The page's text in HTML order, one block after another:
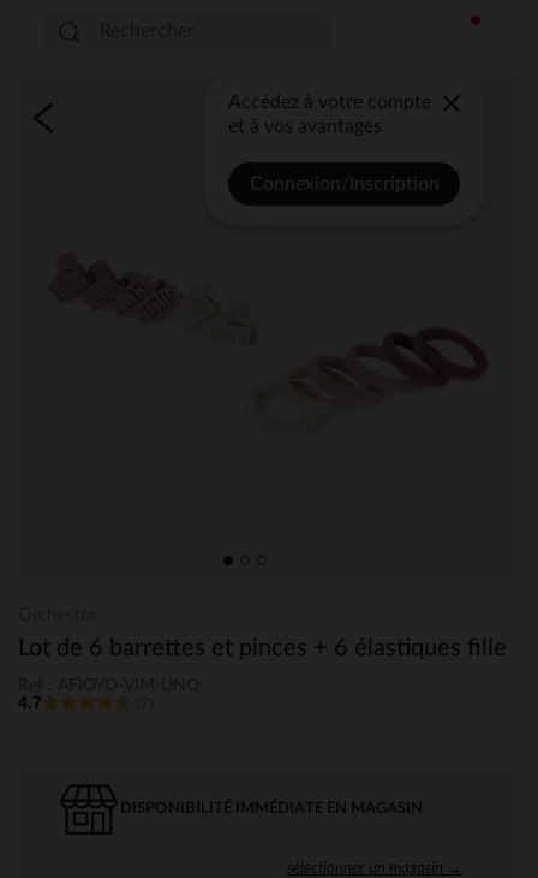
Accédez à votre compte
et à vos avantages
Connexion/Inscription
Lot de 6 barrettes et pinces + 6 élastiques fille
4.7
DISPONIBILITÉ IMMÉDIATE EN MAGASIN
sélectionner un magasin →